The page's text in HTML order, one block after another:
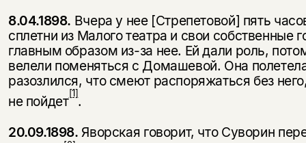
8.04.1898. Вчера у нее [Стрепетовой] пять
сплетни из Малого театра и свои собственные
главным образом из-за нее. Ей дали роль,
велели поменяться с Домашевой. Она
разозлился, что смеют распоряжаться без
не пойдет[1].
20.09.1898.Яворская говорит, что Суворин